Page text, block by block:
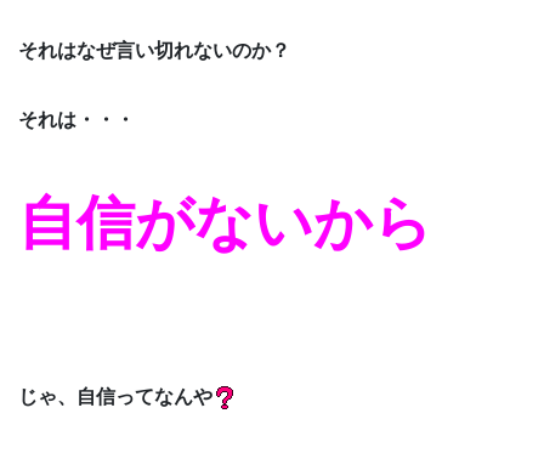
それはなぜ言い切れないのか？
それは・・・
自信がないから
じゃ、自信ってなんや